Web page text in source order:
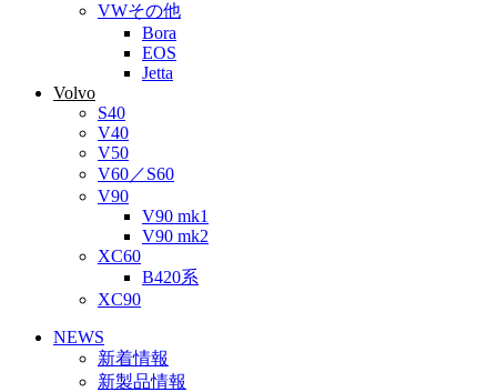
VWその他
Bora
EOS
Jetta
Volvo
S40
V40
V50
V60／S60
V90
V90 mk1
V90 mk2
XC60
B420系
XC90
NEWS
新着情報
新製品情報